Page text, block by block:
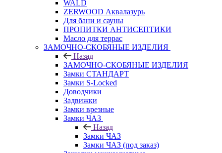
WALD
ZERWOOD Аквалазурь
Для бани и сауны
ПРОПИТКИ АНТИСЕПТИКИ
Масло для террас
ЗАМОЧНО-СКОБЯНЫЕ ИЗДЕЛИЯ
Назад
ЗАМОЧНО-СКОБЯНЫЕ ИЗДЕЛИЯ
Замки СТАНДАРТ
Замки S-Locked
Доводчики
Задвижки
Замки врезные
Замки ЧАЗ
Назад
Замки ЧАЗ
Замки ЧАЗ (под заказ)